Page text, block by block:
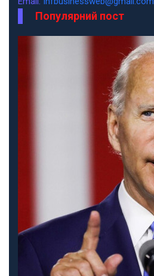
Популярний пост